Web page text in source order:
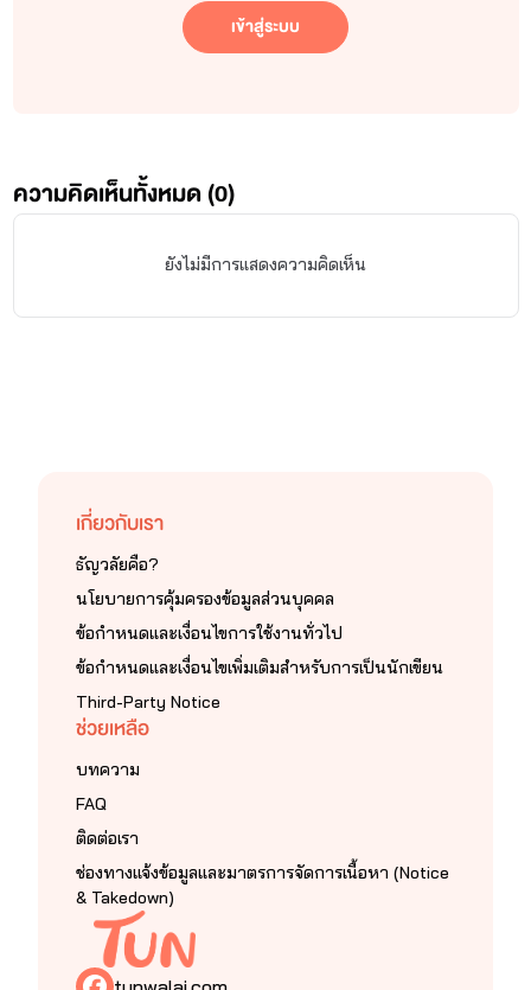
เข้าสู่ระบบ
ความคิดเห็นทั้งหมด (0)
ยังไม่มีการแสดงความคิดเห็น
เกี่ยวกับเรา
ธัญวลัยคือ?
นโยบายการคุ้มครองข้อมูลส่วนบุคคล
ข้อกำหนดและเงื่อนไขการใช้งานทั่วไป
ข้อกำหนดและเงื่อนไขเพิ่มเติมสำหรับการเป็นนักเขียน
Third-Party Notice
ช่วยเหลือ
บทความ
FAQ
ติดต่อเรา
ช่องทางแจ้งข้อมูลและมาตรการจัดการเนื้อหา (Notice
& Takedown)